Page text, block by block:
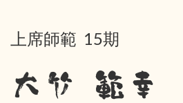
上席師範 15期
大竹 範幸